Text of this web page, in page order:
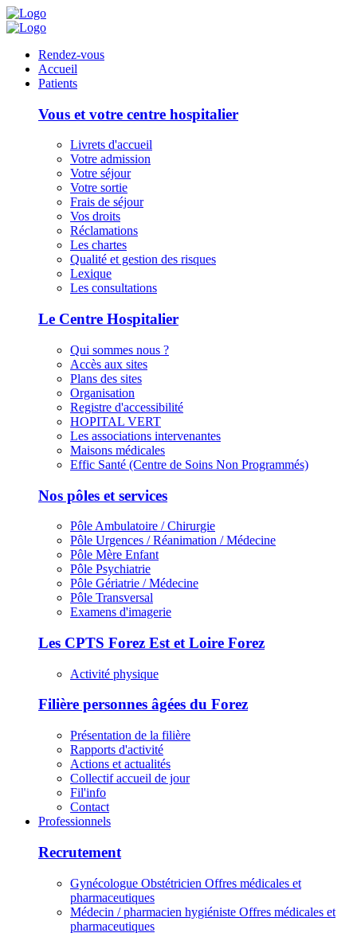
Rendez-vous
Accueil
Patients
Vous et votre centre hospitalier
Livrets d'accueil
Votre admission
Votre séjour
Votre sortie
Frais de séjour
Vos droits
Réclamations
Les chartes
Qualité et gestion des risques
Lexique
Les consultations
Le Centre Hospitalier
Qui sommes nous ?
Accès aux sites
Plans des sites
Organisation
Registre d'accessibilité
HOPITAL VERT
Les associations intervenantes
Maisons médicales
Effic Santé (Centre de Soins Non Programmés)
Nos pôles et services
Pôle Ambulatoire / Chirurgie
Pôle Urgences / Réanimation / Médecine
Pôle Mère Enfant
Pôle Psychiatrie
Pôle Gériatrie / Médecine
Pôle Transversal
Examens d'imagerie
Les CPTS Forez Est et Loire Forez
Activité physique
Filière personnes âgées du Forez
Présentation de la filière
Rapports d'activité
Actions et actualités
Collectif accueil de jour
Fil'info
Contact
Professionnels
Recrutement
Gynécologue Obstétricien Offres médicales et
pharmaceutiques
Médecin / pharmacien hygiéniste Offres médicales et
pharmaceutiques
Panneau de gestion des cookies